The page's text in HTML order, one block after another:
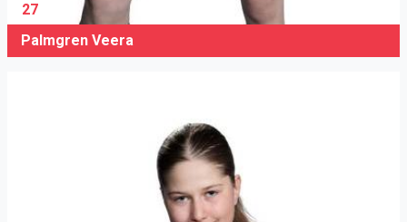
27
Palmgren Veera